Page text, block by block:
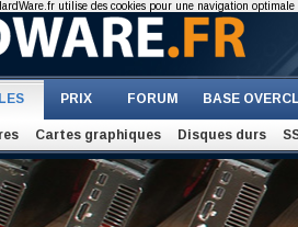
PRIX FORUM BASE
Cartes graphiques Disques durs
utilise des cookies pour une navigation